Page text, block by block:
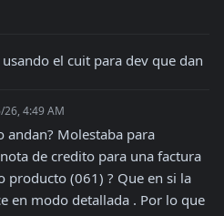
el cuit para dev que dan
26, 4:49 AM
andan? Molestaba para
de credito para una factura
producto (061) ? Que en si la
en modo detallada . Por lo que